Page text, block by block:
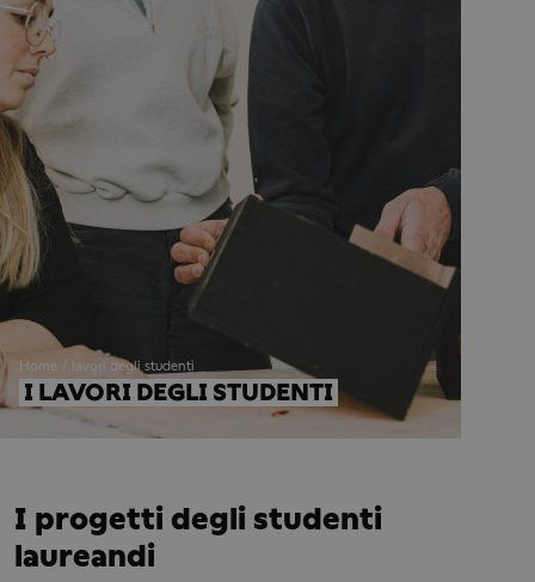
Home lavori degli studenti
I LAVORI DEGLI STUDENTI
I progetti degli studenti
laureandi